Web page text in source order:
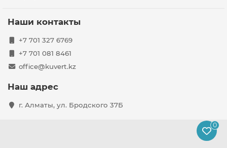
Наши контакты
+7 701 327 6769
+7 701 081 8461
office@kuvert.kz
Наш адрес
г. Алматы, ул. Бродского 37Б
0